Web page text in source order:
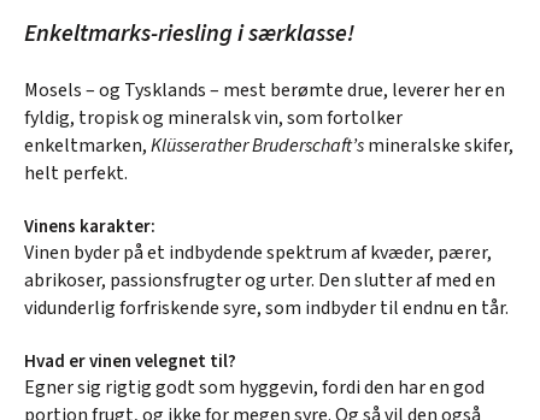
Enkeltmarks-riesling i særklasse!
Mosels – og Tysklands – mest berømte drue, leverer her en
fyldig, tropisk og mineralsk vin, som fortolker
enkeltmarken,Klüsserather Bruderschaft’smineralske skifer,
helt perfekt.
Vinens karakter:
Vinen byder på et indbydende spektrum af kvæder, pærer,
abrikoser, passionsfrugter og urter. Den slutter af med en
vidunderlig forfriskende syre, som indbyder til endnu en tår.
Hvad er vinen velegnet til?
Egner sig rigtig godt som hyggevin, fordi den har en god
portion frugt, og ikke for megen syre. Og så vil den også